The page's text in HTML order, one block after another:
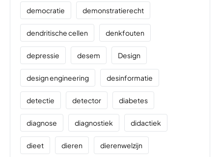
democratie demonstratierecht
dendritische cellen denkfouten
depressie desem Design
design engineering desinformatie
detectie detector diabetes
diagnose diagnostiek didactiek
dieet dieren dierenwelzijn